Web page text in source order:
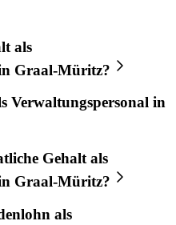
als
Graal-Müritz?
Verwaltungspersonal in
Gehalt als
Graal-Müritz?
als